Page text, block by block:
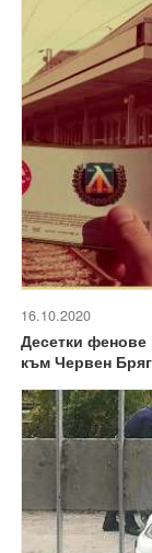
16.10.2020
Десетки фенове
към Червен